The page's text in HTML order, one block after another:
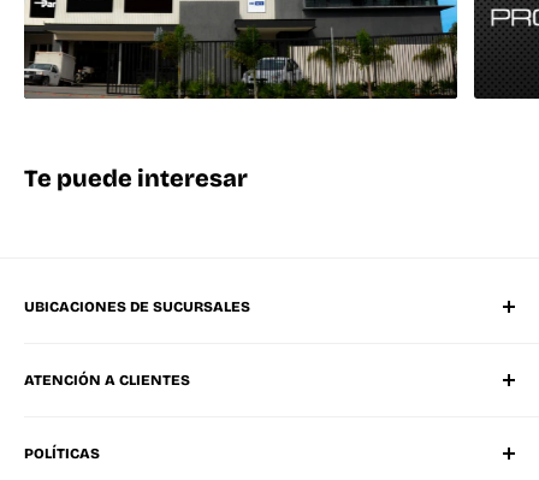
Te puede interesar
UBICACIONES DE SUCURSALES
Mérida Sucursal Oriente
Ciudad Del Carmen, Campeche
ATENCIÓN A CLIENTES
Tel. Oficinas Mérida
POLÍTICAS